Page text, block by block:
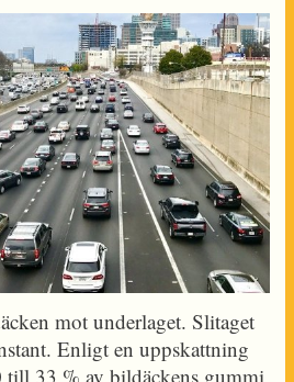
mot underlaget. Slitaget
Enligt en uppskattning
till 33 % av bildäckens gummi